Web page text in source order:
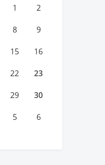
1 2
8 9
15 16
22 23
29 30
5 6